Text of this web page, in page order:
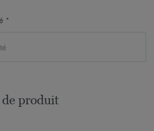
*
produit